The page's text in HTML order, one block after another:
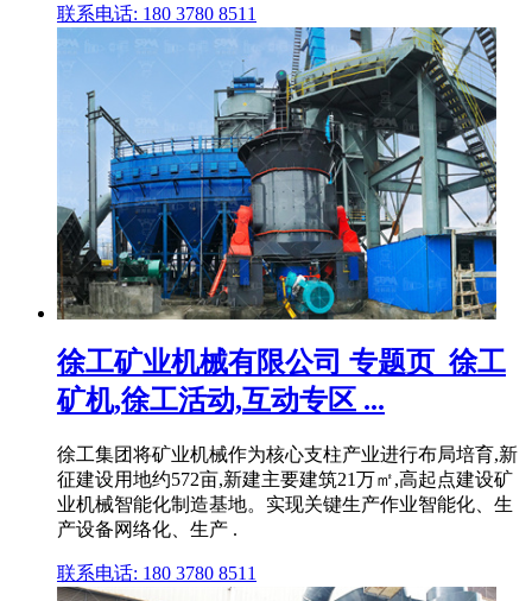
联系电话: 180 3780 8511
徐工矿业机械有限公司 专题页_徐工
矿机,徐工活动,互动专区 ...
徐工集团将矿业机械作为核心支柱产业进行布局培育,新
征建设用地约572亩,新建主要建筑21万㎡,高起点建设矿
业机械智能化制造基地。实现关键生产作业智能化、生
产设备网络化、生产 .
联系电话: 180 3780 8511